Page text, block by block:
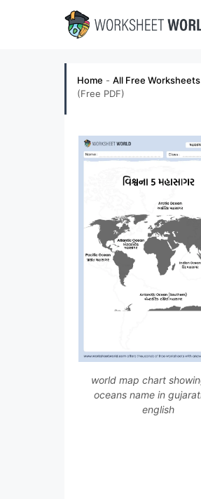
Home - All Free Worksheets
(Free PDF)
world map chart
oceans name in
english